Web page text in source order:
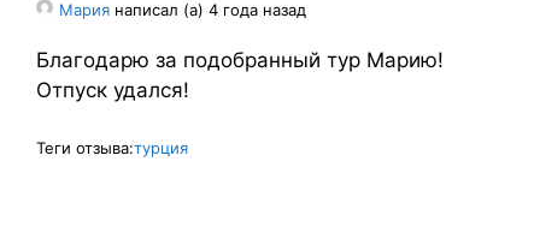
Мария написал (а) 4 года назад
Благодарю за подобранный тур Марию!
Отпуск удался!
Теги отзыва:турция